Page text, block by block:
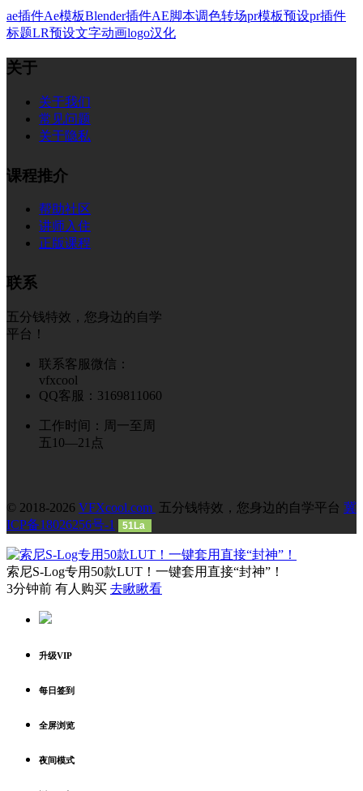
ae插件Ae模板Blender插件AE脚本调色转场pr模板预设pr插件
标题LR预设文字动画logo汉化
关于
关于我们
常见问题
关于隐私
课程推介
帮助社区
讲师入住
正版课程
联系
五分钱特效，您身边的自学
平台！
联系客服微信：
vfxcool
QQ客服：3169811060
工作时间：周一至周
五10—21点
© 2018-2026 VFXcool.com 五分钱特效，您身边的自学平台 冀
ICP备18026256号-1
51La
索尼S-Log专用50款LUT！一键套用直接“封神”！
3分钟前 有人购买 去瞅瞅看
升级VIP
每日签到
全屏浏览
夜间模式